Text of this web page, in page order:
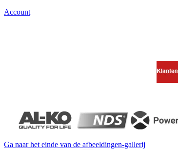
Account
Ga naar het einde van de afbeeldingen-gallerij